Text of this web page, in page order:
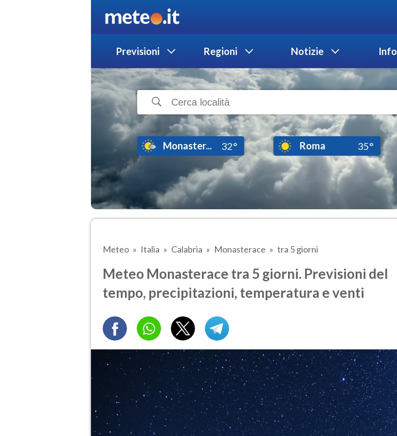
Previsioni Regioni Notizie Info
Monaster... 32° Roma 35°
Meteo Italia Calabria Monasterace tra 5 giorni
Meteo Monasterace tra 5 giorni. Previsioni del
tempo, precipitazioni, temperatura e venti